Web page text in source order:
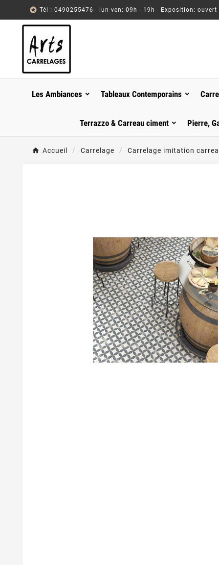
 Tél : 0490255476 - lun ven: 09h - 19h - Exposition: ouvert
Les Ambiances Tableaux Contemporains
Terrazzo & Carreau ciment Pierre,
Accueil Carrelage Carrelage imitation